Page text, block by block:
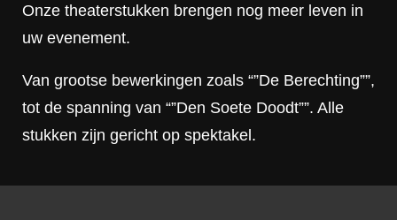
Onze theaterstukken brengen nog meer leven in
uw evenement.
Van grootse bewerkingen zoals “”De Berechting””,
tot de spanning van “”Den Soete Doodt””. Alle
stukken zijn gericht op spektakel.